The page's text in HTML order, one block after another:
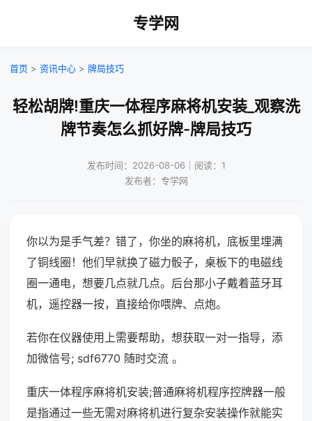
专学网
首页 > 资讯中心 > 牌局技巧
轻松胡牌!重庆一体程序麻将机安装_观察洗
牌节奏怎么抓好牌-牌局技巧
发布时间：2026-08-06｜阅读：1
发布者：专学网
你以为是手气差？错了，你坐的麻将机，底板里埋满
了铜线圈！他们早就换了磁力骰子，桌板下的电磁线
圈一通电，想要几点就几点。后台那小子戴着蓝牙耳
机，遥控器一按，直接给你喂牌、点炮。
若你在仪器使用上需要帮助，想获取一对一指导，添
加微信号; sdf6770 随时交流 。
重庆一体程序麻将机安装;普通麻将机程序控牌器一般
是指通过一些无需对麻将机进行复杂安装操作就能实